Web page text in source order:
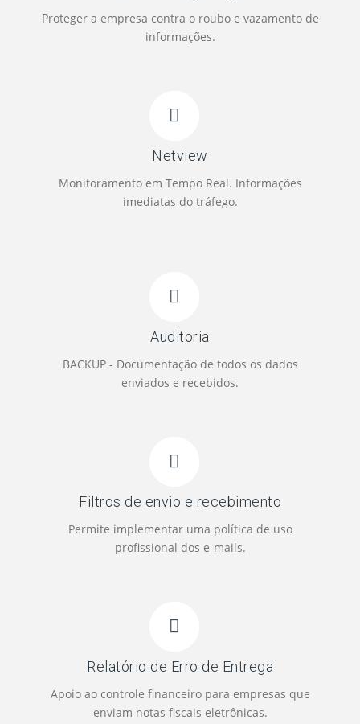
Proteger a empresa contra o roubo e vazamento de
informações.
Netview
Monitoramento em Tempo Real. Informações
imediatas do tráfego.
Auditoria
BACKUP - Documentação de todos os dados
enviados e recebidos.
Filtros de envio e recebimento
Permite implementar uma política de uso
profissional dos e-mails.
Relatório de Erro de Entrega
Apoio ao controle financeiro para empresas que
enviam notas fiscais eletrônicas.